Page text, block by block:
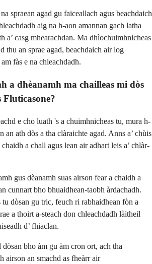
spraean agad gu faiceallach agus beachdaich
aig na h-aon amannan gach latha
a’ casg mhearachdan. Ma dhìochuimhnicheas
thu an sprae agad, beachdaich air log
fàs e na chleachdadh.
a dhèanamh ma chailleas mi dòs
Fluticasone?
e cho luath 's a chuimhnicheas tu, mura h-
an ath dòs a tha clàraichte agad. Anns a’ chùis
a chall agus lean air adhart leis a’ chlàr-
gus dèanamh suas airson fear a chaidh a
cunnart bho bhuaidhean-taobh àrdachadh.
dòsan gu tric, feuch ri rabhaidhean fòn a
a thoirt a-steach don chleachdadh làitheil
d’ fhiaclan.
dòsan bho àm gu àm cron ort, ach tha
airson an smachd as fheàrr air